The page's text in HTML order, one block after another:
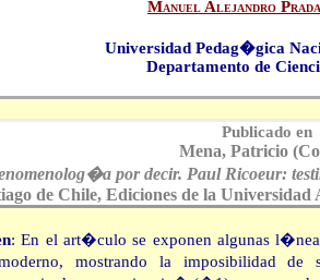
Manuel Alejandro
Universidad Pedag�gica
Departamento de
Publicado en
Mena, Patricio
por decir. Paul Ricoeur:
de Chile, Ediciones de la
: En el art�culo se exponen algunas
mostrando la imposibilidad